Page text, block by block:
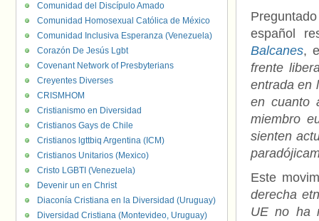
español
Balcanes,
frente
entrada en
en cuanto
miembro
sienten
Este
derecha
UE no ha
Comunidad del Discípulo Amado
Comunidad Homosexual Católica de México
Comunidad Inclusiva Esperanza (Venezuela)
Corazón De Jesús Lgbt
Covenant Network of Presbyterians
Creyentes Diverses
CRISMHOM
Cristianismo en Diversidad
Cristianos Gays de Chile
Cristianos lgttbiq Argentina (ICM)
Cristianos Unitarios (Mexico)
Cristo LGBTI (Venezuela)
Devenir un en Christ
Diaconía Cristiana en la Diversidad (Uruguay)
Diversidad Cristiana (Montevideo, Uruguay)